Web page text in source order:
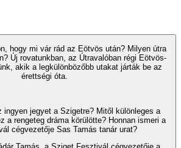
hogy mi vár rád az Eötvös után? Milyen útra
Új rovatunkban, az Útravalóban régi Eötvös-
akik a legkülönbözőbb utakat járták be az
érettségi óta.
ingyen jegyet a Szigetre? Mitől különleges a
a rengeteg dráma körülötte? Honnan ismeri a
cégvezetője Sas Tamás tanár urat?